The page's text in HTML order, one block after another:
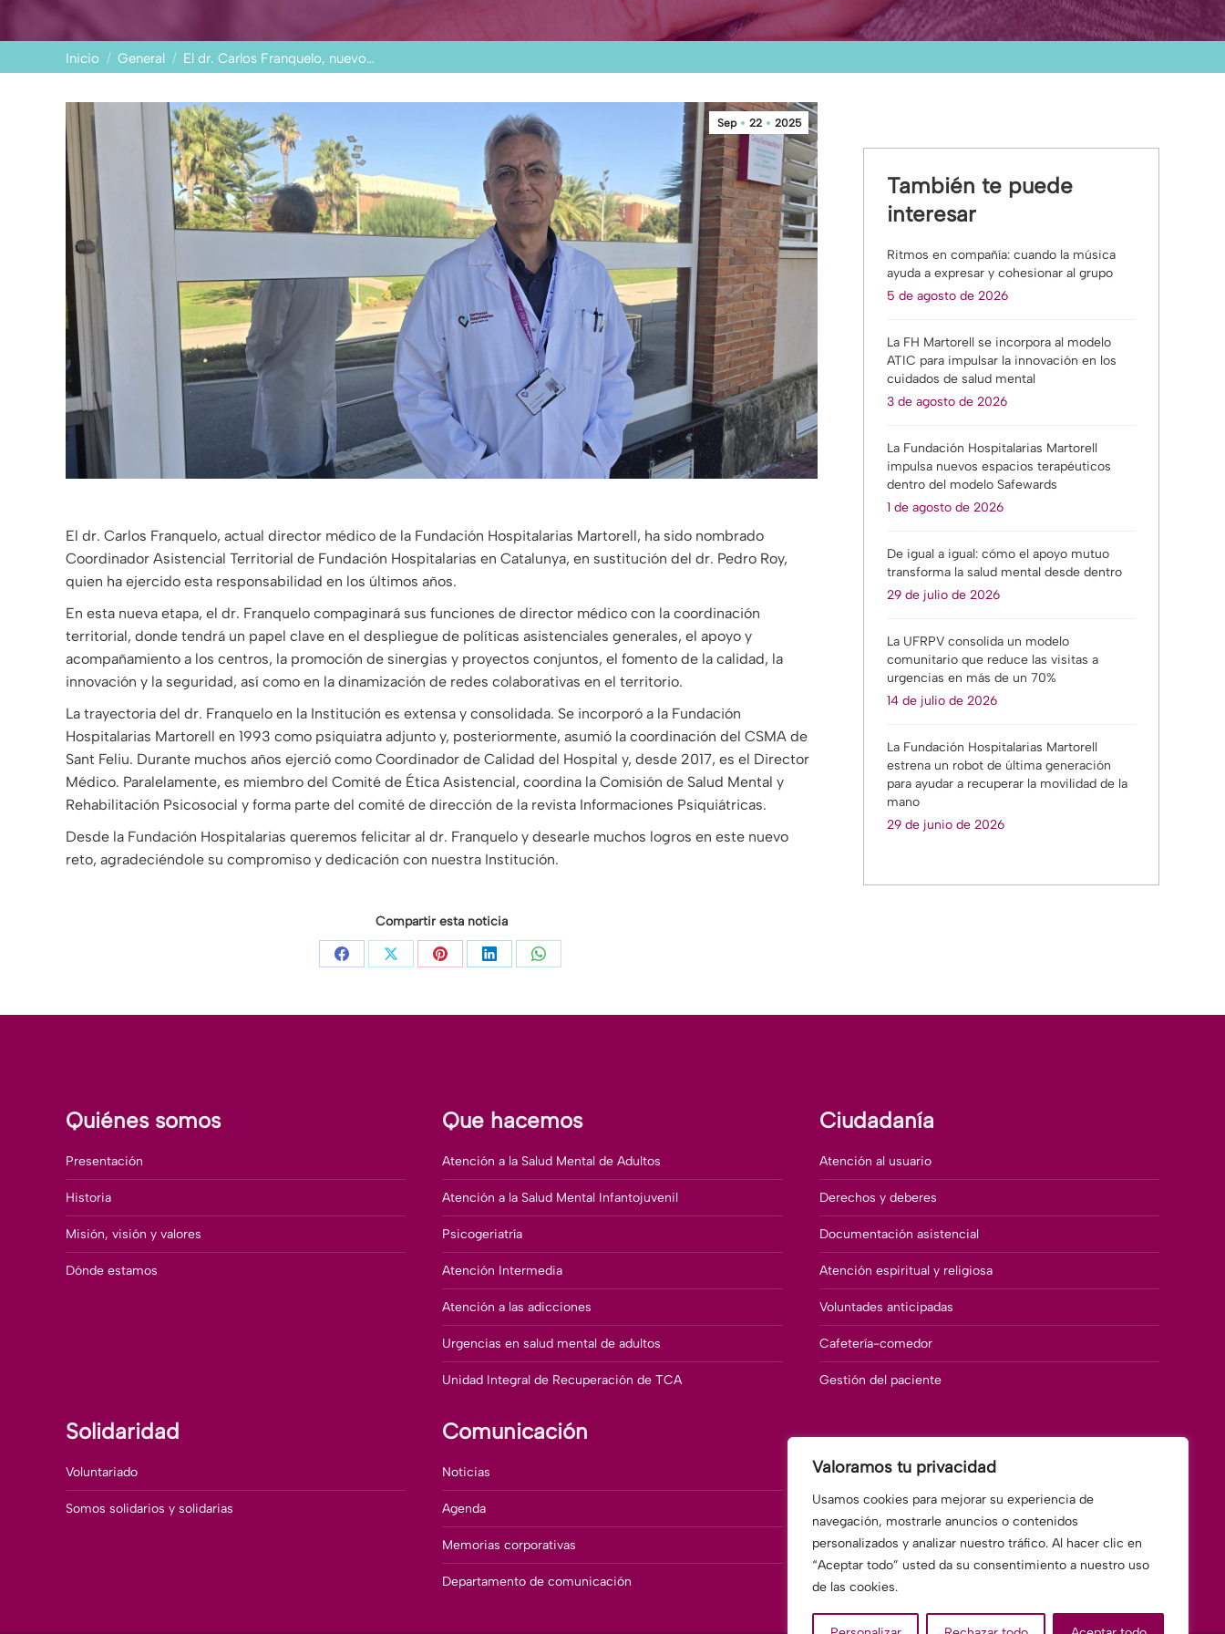
Valoramos tu privacidad
Usamos cookies para mejorar su experiencia de
navegación, mostrarle anuncios o contenidos
personalizados y analizar nuestro tráfico. Al hacer clic en
“Aceptar todo” usted da su consentimiento a nuestro uso
de las cookies.
Estás aquí:
Inicio General El dr. Carlos Franquelo, nuevo…
Sep 22 2025
El dr. Carlos Franquelo, actual director médico de la Fundación Hospitalarias Martorell, ha sido nombrado
Coordinador Asistencial Territorial de Fundación Hospitalarias en Catalunya, en sustitución del dr. Pedro Roy,
quien ha ejercido esta responsabilidad en los últimos años.
En esta nueva etapa, el dr. Franquelo compaginará sus funciones de director médico con la coordinación
territorial, donde tendrá un papel clave en el despliegue de políticas asistenciales generales, el apoyo y
acompañamiento a los centros, la promoción de sinergias y proyectos conjuntos, el fomento de la calidad, la
innovación y la seguridad, así como en la dinamización de redes colaborativas en el territorio.
La trayectoria del dr. Franquelo en la Institución es extensa y consolidada. Se incorporó a la Fundación
Hospitalarias Martorell en 1993 como psiquiatra adjunto y, posteriormente, asumió la coordinación del CSMA de
Sant Feliu. Durante muchos años ejerció como Coordinador de Calidad del Hospital y, desde 2017, es el Director
Médico. Paralelamente, es miembro del Comité de Ética Asistencial, coordina la Comisión de Salud Mental y
Rehabilitación Psicosocial y forma parte del comité de dirección de la revista Informaciones Psiquiátricas.
Desde la Fundación Hospitalarias queremos felicitar al dr. Franquelo y desearle muchos logros en este nuevo
reto, agradeciéndole su compromiso y dedicación con nuestra Institución.
Compartir esta noticia
Share
Facebook
Share
X
Share
Pinterest
Share
LinkedIn
Share
WhatsApp
También te puede
interesar
Ritmos en compañía: cuando la música
ayuda a expresar y cohesionar al grupo
5 de agosto de 2026
La FH Martorell se incorpora al modelo
ATIC para impulsar la innovación en los
cuidados de salud mental
3 de agosto de 2026
La Fundación Hospitalarias Martorell
impulsa nuevos espacios terapéuticos
dentro del modelo Safewards
1 de agosto de 2026
De igual a igual: cómo el apoyo mutuo
transforma la salud mental desde dentro
29 de julio de 2026
La UFRPV consolida un modelo
comunitario que reduce las visitas a
urgencias en más de un 70%
14 de julio de 2026
La Fundación Hospitalarias Martorell
estrena un robot de última generación
para ayudar a recuperar la movilidad de la
mano
29 de junio de 2026
Quiénes somos
Presentación
Historia
Misión, visión y valores
Dónde estamos
Que hacemos
Atención a la Salud Mental de Adultos
Atención a la Salud Mental Infantojuvenil
Psicogeriatría
Atención Intermedia
Atención a las adicciones
Urgencias en salud mental de adultos
Unidad Integral de Recuperación de TCA
Ciudadanía
Atención al usuario
Derechos y deberes
Documentación asistencial
Atención espiritual y religiosa
Voluntades anticipadas
Cafetería-comedor
Gestión del paciente
Solidaridad
Voluntariado
Somos solidarios y solidarias
Comunicación
Noticias
Agenda
Memorias corporativas
Departamento de comunicación